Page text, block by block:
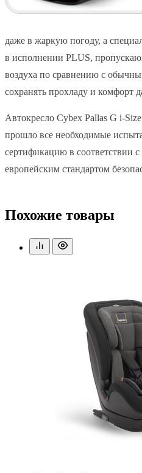
даже в жаркую погоду, а
в исполнении PLUS,
воздуха по сравнению с
сохранять прохладу и комфорт
Автокресло Cybex Pallas G i-
прошло все необходимые
сертификацию в соответствии
европейским стандартом
Похожие товары